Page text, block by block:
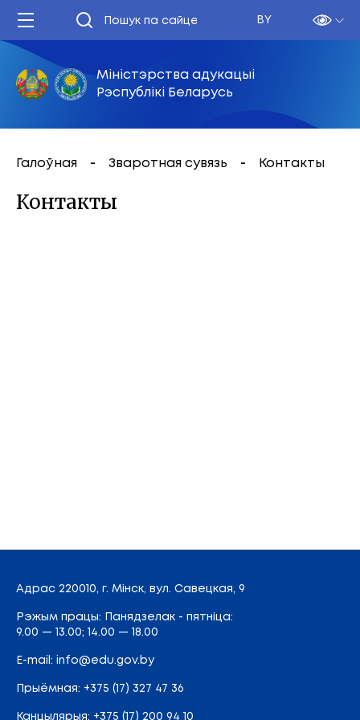
BY
Міністэрства адукацыі
Рэспублікі Беларусь
Галоўная Зваротная сувязь Контакты
Контакты
Адрас 220010, г. Мінск, вул. Савецкая, 9
Рэжым працы: Панядзелак - пятніца:
9.00 — 13.00; 14.00 — 18.00
E-mail: info@edu.gov.by
Прыёмная: +375 (17) 327 47 36
Канцылярыя: +375 (17) 200 94 10